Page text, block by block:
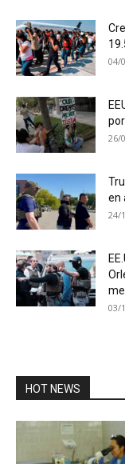
04/
26/
en
24/
03/
HOT NEWS